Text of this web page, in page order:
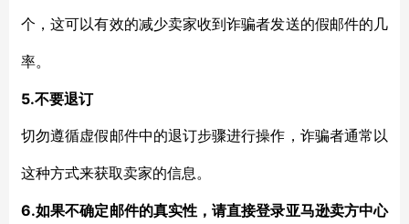
个，这可以有效的减少卖家收到诈骗者发送的假邮件的几
率。
5.不要退订
切勿遵循虚假邮件中的退订步骤进行操作，诈骗者通常以
这种方式来获取卖家的信息。
6.如果不确定邮件的真实性，请直接登录亚马逊卖方中心